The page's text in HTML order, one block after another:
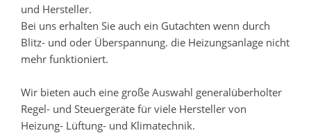
und Hersteller.
Bei uns erhalten Sie auch ein Gutachten wenn durch
Blitz- und oder Überspannung. die Heizungsanlage nicht
mehr funktioniert.
Wir bieten auch eine große Auswahl generalüberholter
Regel- und Steuergeräte für viele Hersteller von
Heizung- Lüftung- und Klimatechnik.